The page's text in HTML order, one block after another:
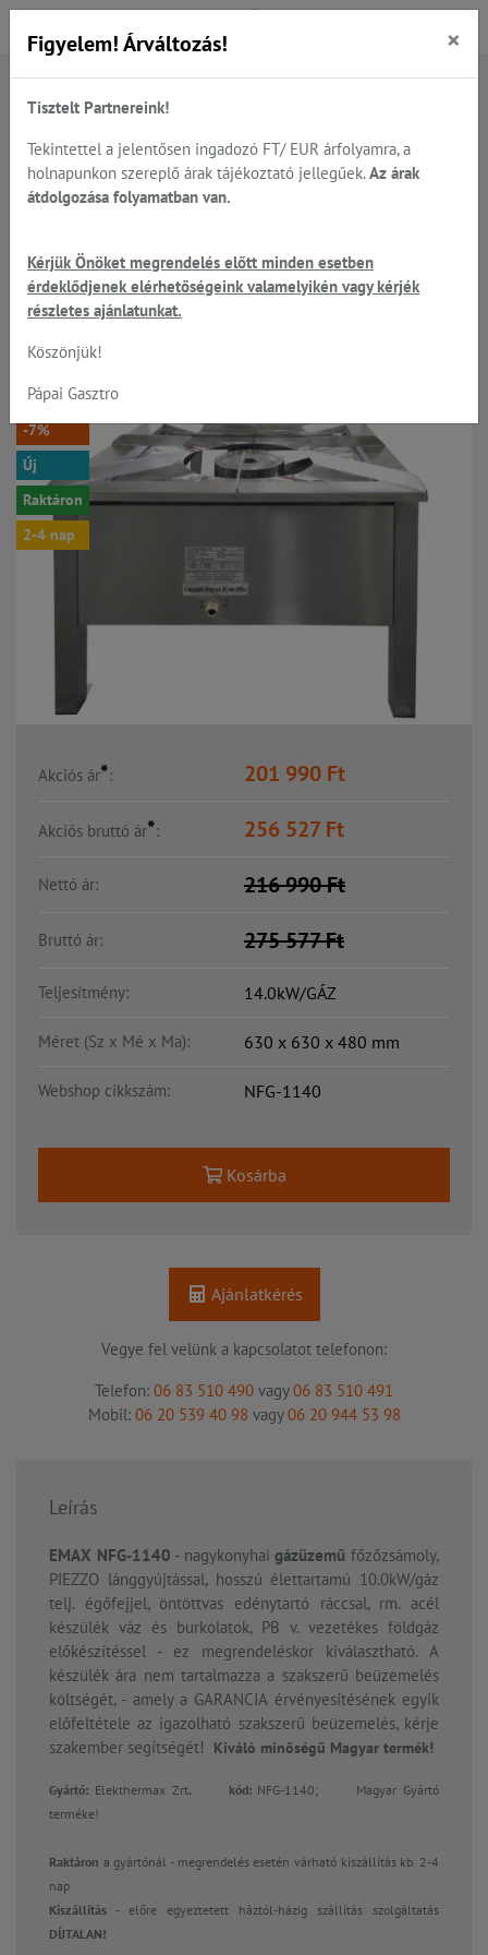
Főoldal Termékek
Főzőzsámolyok - gázüzemű elektromos és indukciós
Gázüzemű főzőzsámolyok
EMAX NFG-1140 - gázüzemű
főzőzsámoly, 14.0 kW
teljesítménnyel
-7%
Új
Raktáron
2-4 nap
Akciós ár*: 201 990 Ft
Akciós bruttó ár*: 256 527 Ft
Nettó ár: 216 990Ft
Bruttó ár: 275 577Ft
Teljesítmény: 14.0kW/GÁZ
Méret (Sz x Mé x Ma): 630 x 630 x 480 mm
Webshop cikkszám: NFG-1140
Kosárba
Ajánlatkérés
Vegye fel velünk a kapcsolatot telefonon:
Telefon: 06 83 510 490 vagy06 83 510 491
Mobil: 06 20 539 40 98 vagy06 20 944 53 98
Leírás
EMAX NFG-1140 - nagykonyhaigázüzemű főzőzsámoly,
PIEZZO lánggyújtással, hosszú élettartamú 10.0kW/gáz
telj. égőfejjel, öntöttvas edénytartó ráccsal, rm. acél
készülék váz és burkolatok, PB v. vezetékes földgáz
előkészítéssel - ez megrendeléskor kiválasztható. A
készülék ára nem tartalmazza a szakszerű beüzemelés
költségét, - amely a GARANCIA érvényesítésének egyik
előfeltétele az igazolható szakszerű beüzemelés, kérje
szakember segítségét!
Kiváló minőségű Magyar termék!
Gyártó: Elekthermax Zrt.kód: NFG-1140;
Magyar Gyártó
terméke!
Raktáron a gyártónál - megrendelés esetén várható kiszállítás kb. 2-4
nap
Kiszállítás - előre egyeztetett háztól-házig szállítás szolgáltatás
DÍJTALAN!
Figyelem! Árváltozás! ×
Tisztelt Partnereink!
Tekintettel a jelentősen ingadozó FT/ EUR árfolyamra, a
holnapunkon szereplő árak tájékoztató jellegűek. Az árak
átdolgozása folyamatban van.
Kérjük Önöket megrendelés előtt minden esetben
érdeklődjenek elérhetőségeink valamelyikén vagy kérjék
részletes ajánlatunkat.
Köszönjük!
Pápai Gasztro